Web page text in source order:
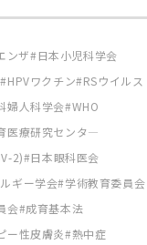
ンザ 日本小児科学会
HPVワクチン RSウイルス
婦人科学会 WHO
医療研究センタ―
2)
日本眼科医会
ギー学会 学術教育委員会
会 成育基本法
ー性皮膚炎 熱中症